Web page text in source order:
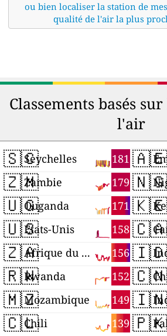
ou bien localiser la station de
qualité de l'air la plus
Classements basés
l'air
🇸🇨 181
Seychelles
🇿🇲 179
Zambie
🇺🇬 171
Ouganda
🇺🇸 158
États-Unis
🇿🇦 156
Afrique du Sud
🇷🇼 152
Rwanda
🇲🇿 149
Mozambique
🇨🇱 139
Chili